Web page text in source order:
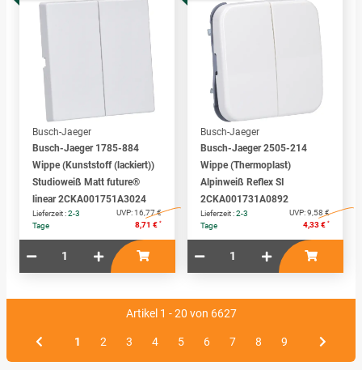
Busch-Jaeger
Busch-Jaeger 1785-884
Wippe (Kunststoff (lackiert))
Studioweiß Matt future®
linear 2CKA001751A3024
Lieferzeit :2-3
Tage
UVP:16,77 €
8,71 € *
Busch-Jaeger
Busch-Jaeger 2505-214
Wippe (Thermoplast)
Alpinweiß Reflex SI
2CKA001731A0892
Lieferzeit :2-3
Tage
UVP:9,58 €
4,33 € *
Artikel 1 - 20 von 6627
1 2 3 4 5 6 7 8 9